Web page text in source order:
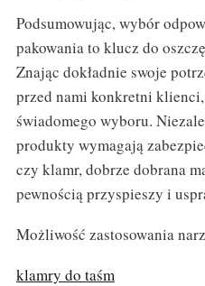
Podsumowując, wybór
pakowania to klucz do
Znając dokładnie swoje
przed nami konkretni
świadomego wyboru.
produkty wymagają
czy klamr, dobrze dobrana
pewnością przyspieszy i
Możliwość zastosowania
klamry do taśm